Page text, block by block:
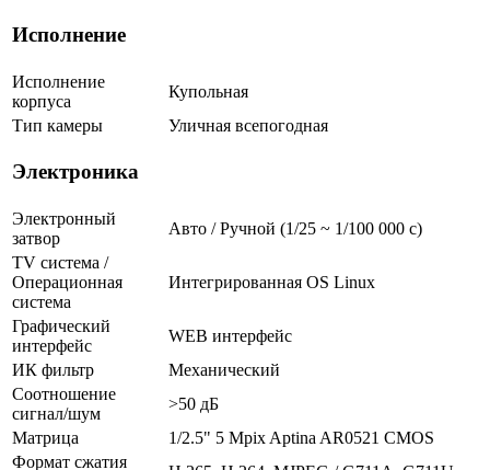
Исполнение
Исполнение
корпуса
Купольная
Тип камеры
Уличная всепогодная
Электроника
Электронный
затвор
Авто / Ручной (1/25 ~ 1/100 000 с)
TV система /
Операционная
система
Интегрированная OS Linux
Графический
интерфейс
WEB интерфейс
ИК фильтр
Механический
Соотношение
сигнал/шум
>50 дБ
Матрица
1/2.5" 5 Mpix Aptina AR0521 CMOS
Формат сжатия